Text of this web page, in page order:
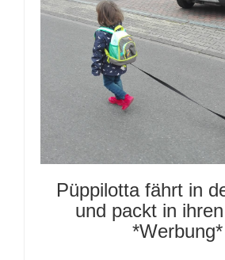
Püppilotta fährt in
und packt in
*Werbung*